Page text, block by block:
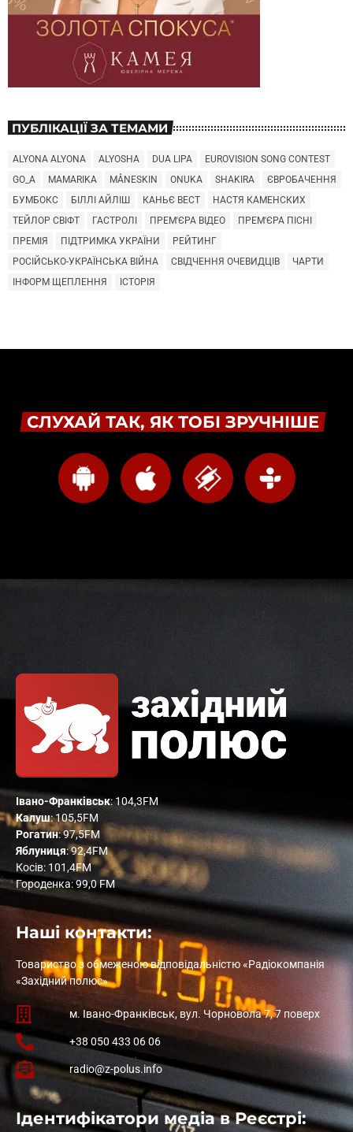
ПУБЛІКАЦІЇ ЗА ТЕМАМИ
ALYONA ALYONA ALYOSHA DUA LIPA
EUROVISION SONG CONTEST
GO_A
MAMARIKA MÅNESKIN ONUKA SHAKIRA
ЄВРОБАЧЕННЯ
БУМБОКС
БІЛЛІ АЙЛІШ КАНЬЄ ВЕСТ
НАСТЯ КАМЕНСКИХ
ТЕЙЛОР СВІФТ
ГАСТРОЛІ ПРЕМ'ЄРА ВІДЕО
ПРЕМ'ЄРА ПІСНІ
ПРЕМІЯ
ПІДТРИМКА УКРАЇНИ
РЕЙТИНГ
РОСІЙСЬКО-УКРАЇНСЬКА ВІЙНА
СВІДЧЕННЯ ОЧЕВИДЦІВ
ЧАРТИ
ІНФОРМ ЩЕПЛЕННЯ
ІСТОРІЯ
СЛУХАЙ ТАК, ЯК ТОБІ ЗРУЧНІШЕ
Івано-Франківськ: 104,3FM
Калуш: 105,5FM
Рогатин: 97,5FM
Яблуниця: 92,4FM
Косів: 101,4FM
Городенка: 99,0 FM
Наші контакти:
Товариство з обмеженою відповідальністю «Радіокомпанія
«Західний полюс»
м. Івано-Франківськ, вул. Чорновола 7, 7 поверх
+38 050 433 06 06
radio@z-polus.info
Ідентифікатори медіа в Реєстрі: